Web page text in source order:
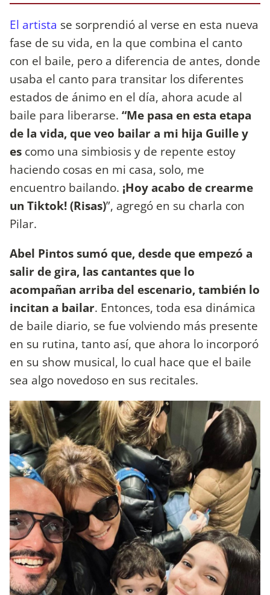
El artista se sorprendió al verse en esta nueva
fase de su vida, en la que combina el canto
con el baile, pero a diferencia de antes, donde
usaba el canto para transitar los diferentes
estados de ánimo en el día, ahora acude al
baile para liberarse. “Me pasa en esta etapa
de la vida, que veo bailar a mi hija Guille y
es como una simbiosis y de repente estoy
haciendo cosas en mi casa, solo, me
encuentro bailando. ¡Hoy acabo de crearme
un Tiktok! (Risas)”, agregó en su charla con
Pilar.
Abel Pintos sumó que, desde que empezó a
salir de gira, las cantantes que lo
acompañan arriba del escenario, también lo
incitan a bailar. Entonces, toda esa dinámica
de baile diario, se fue volviendo más presente
en su rutina, tanto así, que ahora lo incorporó
en su show musical, lo cual hace que el baile
sea algo novedoso en sus recitales.